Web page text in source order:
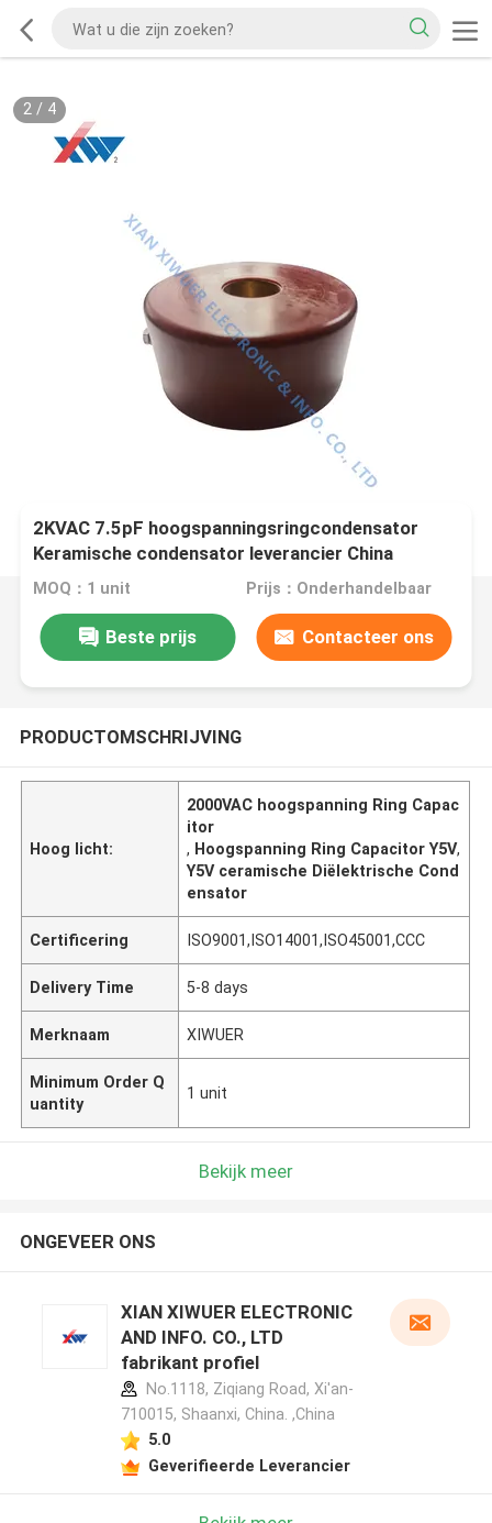
2/ 4
2KVAC 7.5pF hoogspanningsringcondensator
Keramische condensator leverancier China
MOQ：1 unit Prijs：Onderhandelbaar
Beste prijs Contacteer ons
PRODUCTOMSCHRIJVING
Hoog licht:
2000VAC hoogspanning Ring Capac
itor
, Hoogspanning Ring Capacitor Y5V,
Y5V ceramische Diëlektrische Cond
ensator
Certificering ISO9001,ISO14001,ISO45001,CCC
Delivery Time 5-8 days
Merknaam XIWUER
Minimum Order Q
uantity
1 unit
Bekijk meer
ONGEVEER ONS
XIAN XIWUER ELECTRONIC
AND INFO. CO., LTD
fabrikant profiel
No.1118, Ziqiang Road, Xi'an-
710015, Shaanxi, China. ,China
5.0
Geverifieerde Leverancier